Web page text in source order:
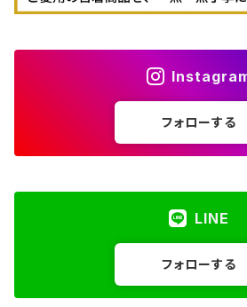
フォローする
LINE
フォローする